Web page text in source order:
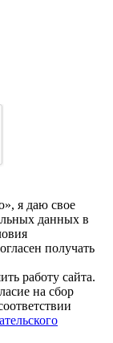
я даю свое
данных в
получать
работу сайта.
на сбор